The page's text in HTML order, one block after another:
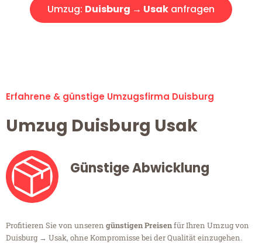
Umzug: Duisburg → Usak anfragen
Erfahrene & günstige Umzugsfirma Duisburg
Umzug Duisburg Usak
Günstige Abwicklung
Profitieren Sie von unseren günstigen Preisenfür Ihren Umzug von
Duisburg → Usak, ohne Kompromisse bei der Qualität einzugehen.